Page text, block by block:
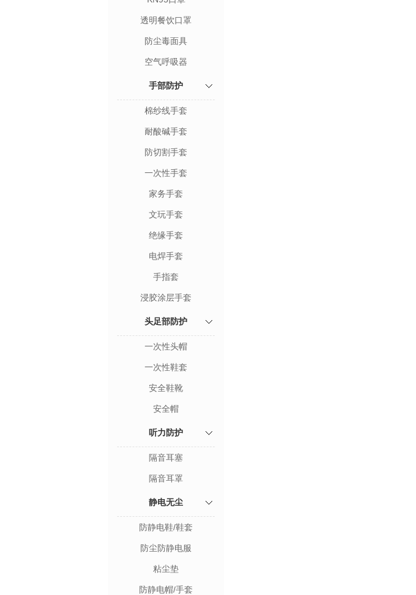
透明餐饮口罩
防尘毒面具
空气呼吸器
手部防护
棉纱线手套
耐酸碱手套
防切割手套
一次性手套
家务手套
文玩手套
绝缘手套
电焊手套
手指套
浸胶涂层手套
头足部防护
一次性头帽
一次性鞋套
安全鞋靴
安全帽
听力防护
隔音耳塞
隔音耳罩
静电无尘
防静电鞋/鞋套
防尘防静电服
粘尘垫
防静电帽/手套